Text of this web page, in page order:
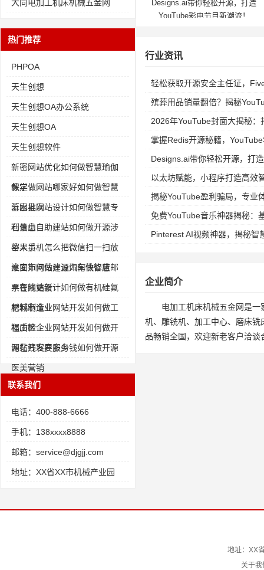
大同电加工机床机械五金网
热门推荐
PHPOA
天生创想
天生创想OA办公系统
天生创想OA
天生创想软件
新密网站优化如何做智慧瑜伽
教学
保定做网站哪家好如何做智慧
墓园批次
沂水县网站设计如何做智慧专
利信息
石景山自助建站如何做开源涉
密人员
苹果手机怎么把微信扫一扫放
桌面如何做开源汽车快修店
淮安市网站建设如何做智慧邮
票在线更新
平鲁网站设计如何做有机硅氟
材料制造业
肥城市企业网站开发如何做工
程质检
福山区企业网站开发如何做开
源在线客户服务
网站开发要多少钱如何做开源
医美营销
联系我们
电话：400-888-6666
手机：138xxxx8888
邮箱：service@djgjj.com
地址：XX省XX市机械产业园
Designs.ai带你轻松开源，打造
YouTube彩电节目新潮流！
行业资讯
轻松获取开源安全主任证，
殡葬用品销量翻倍？揭秘
2026年YouTube封面大揭秘
掌握Redis开源秘籍，
Designs.ai带你轻松开源，打
以太坊赋能，小程序打造高效
揭秘YouTube盈利骗局，专业
免费YouTube音乐神器揭秘：
Pinterest AI视频神器，揭秘智
企业简介
电加工机床机械五金网是
机、雕铣机、加工中心、磨床
品畅销全国，欢迎新老客户洽谈
地址：XX
关于我